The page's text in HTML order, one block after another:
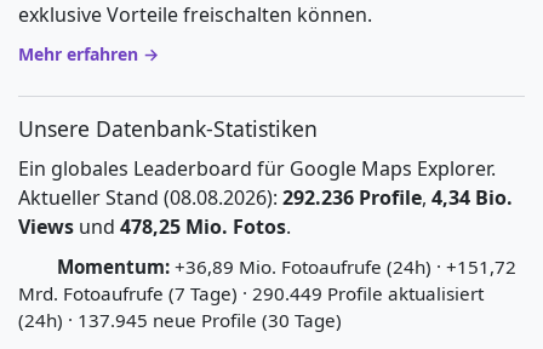
exklusive Vorteile freischalten können.
Mehr erfahren →
Unsere Datenbank-Statistiken
Ein globales Leaderboard für Google Maps Explorer.
Aktueller Stand (08.08.2026): 292.236 Profile, 4,34 Bio.
Views und 478,25 Mio. Fotos.
Momentum: +36,89 Mio. Fotoaufrufe (24h) · +151,72
Mrd. Fotoaufrufe (7 Tage) · 290.449 Profile aktualisiert
(24h) · 137.945 neue Profile (30 Tage)